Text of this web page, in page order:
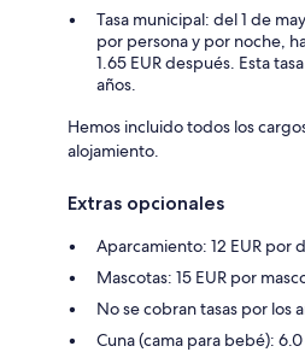
Tasa municipal: del 1 de
por persona y por noche,
1.65 EUR después. Esta
años.
Hemos incluido todos los
alojamiento.
Extras opcionales
Aparcamiento: 12 EUR por
Mascotas: 15 EUR por
No se cobran tasas por los
Cuna (cama para bebé):